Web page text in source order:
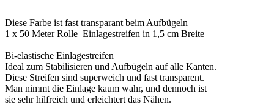
Diese Farbe ist fast transparant beim Aufbügeln
1 x 50 Meter Rolle Einlagestreifen in 1,5 cm Breite
Bi-elastische Einlagestreifen
Ideal zum Stabilisieren und Aufbügeln auf alle Kanten.
Diese Streifen sind superweich und fast transparent.
Man nimmt die Einlage kaum wahr, und dennoch ist
sie sehr hilfreich und erleichtert das Nähen.